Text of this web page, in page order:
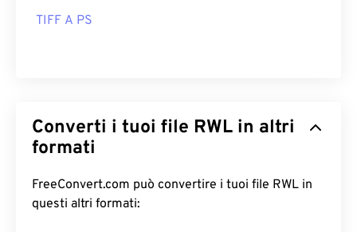
TIFF A PS
Converti i tuoi file RWL in altri
formati
FreeConvert.com può convertire i tuoi file RWL in
questi altri formati: